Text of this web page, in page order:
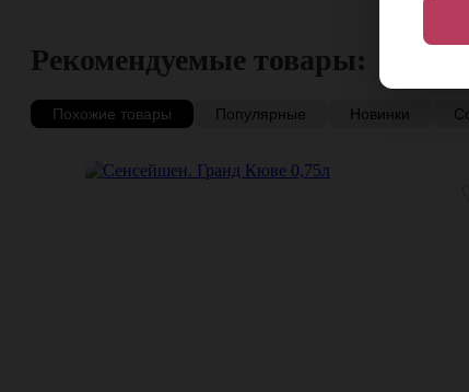
Рекомендуемые товары:
Похожие товары Популярные Новинки